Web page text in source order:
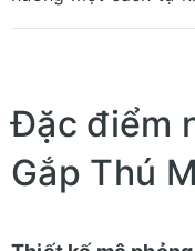
Đặc điểm
Gắp Thú